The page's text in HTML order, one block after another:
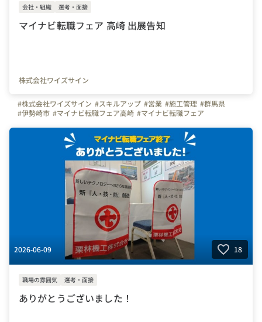
会社・組織 選考・面接
マイナビ転職フェア 高崎 出展告知
株式会社ワイズサイン
#株式会社ワイズサイン #スキルアップ #営業 #施工管理 #群馬県
#伊勢崎市 #マイナビ転職フェア高崎 #マイナビ転職フェア
2026-06-09 18
職場の雰囲気 選考・面接
ありがとうございました！